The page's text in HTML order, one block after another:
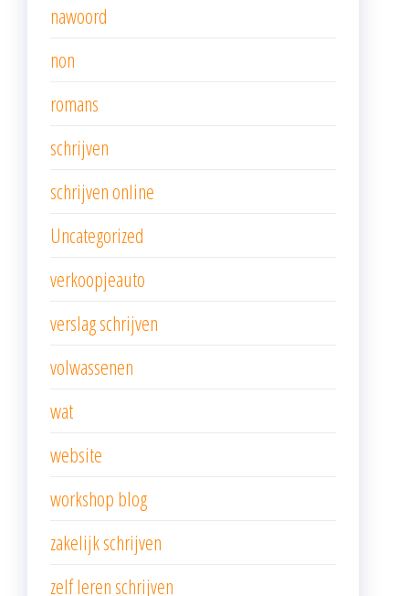
nawoord
non
romans
schrijven
schrijven online
Uncategorized
verkoopjeauto
verslag schrijven
volwassenen
wat
website
workshop blog
zakelijk schrijven
zelf leren schrijven